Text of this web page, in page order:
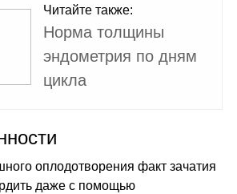
Читайте также:
Норма толщины
эндометрия по дням
цикла
оплодотворения факт зачатия
даже с помощью